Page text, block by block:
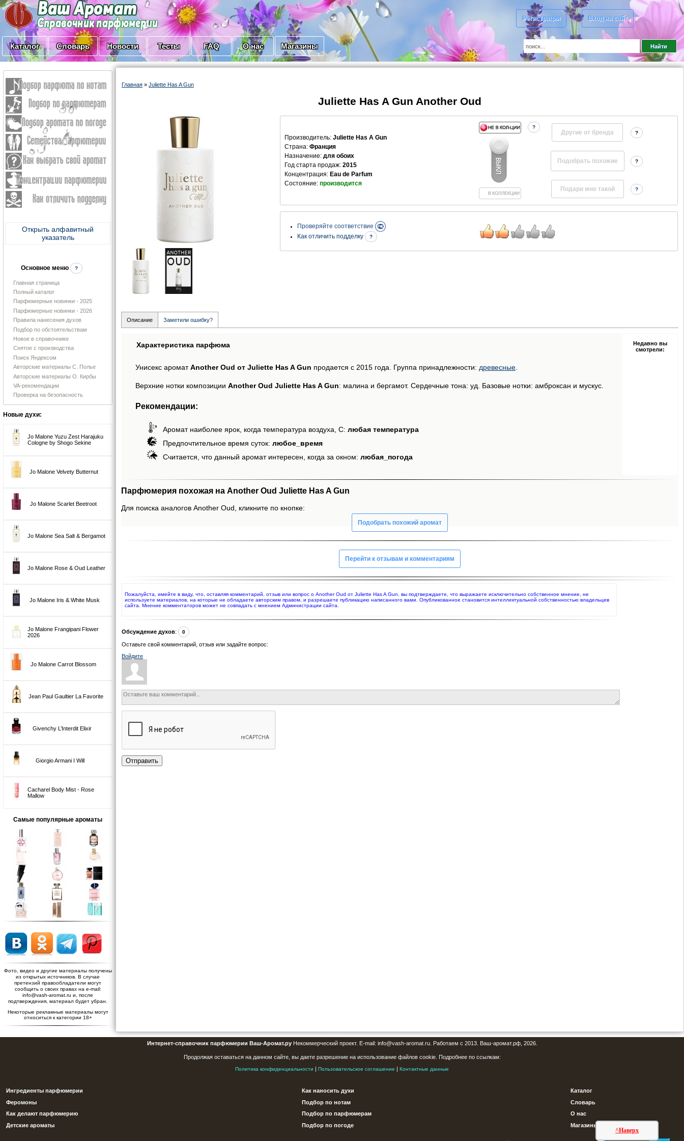
Регистрация Вход на сайт
Каталог Словарь Новости Тесты FAQ О нас Магазины
Открыть алфавитный
указатель
Основное меню ?
Главная страница
Полный каталог
Парфюмерные новинки - 2025
Парфюмерные новинки - 2026
Правила нанесения духов
Подбор по обстоятельствам
Новое в справочнике
Снятое с производства
Поиск Яндексом
Авторские материалы С. Полье
Авторские материалы О. Кирбы
VA-рекомендации
Проверка на безопасность
Новые духи:
Jo Malone Yuzu Zest Harajuku
Cologne by Shogo Sekine
Jo Malone Velvety Butternut
Jo Malone Scarlet Beetroot
Jo Malone Sea Salt & Bergamot
Jo Malone Rose & Oud Leather
Jo Malone Iris & White Musk
Jo Malone Frangipani Flower
2026
Jo Malone Carrot Blossom
Jean Paul Gaultier La Favorite
Givenchy L’Interdit Elixir
Giorgio Armani I Will
Cacharel Body Mist - Rose
Mallow
Самые популярные ароматы
Фото, видео и другие материалы получены
из открытых источников. В случае
претензий правообладатели могут
сообщить о своих правах на e-mail:
info@vash-aromat.ru и, после
подтверждения, материал будет убран.
Некоторые рекламные материалы могут
относиться к категории 18+
Главная » Juliette Has A Gun
Juliette Has A Gun Another Oud
Производитель: Juliette Has A Gun
Страна: Франция
Назначение: для обоих
Год старта продаж: 2015
Концентрация: Eau de Parfum
Состояние: производится
?
Другие от бренда ?
?
?
Проверяйте соответствие
Как отличить подделку
?
Описание Заметили ошибку?
Характеристика парфюма
Унисекс ароматAnother Oud от Juliette Has A Gun продается с 2015 года. Группа принадлежности: древесные
Верхние нотки композиции Another Oud Juliette Has A Gun: малина и бергамот. Сердечные тона: уд. Базовые нотки: амброксан и мускус.
Рекомендации:
Аромат наиболее ярок, когда температура воздуха, С: любая температура
Предпочтительное время суток: любое_время
Считается, что данный аромат интересен, когда за окном: любая_погода
Недавно вы
смотрели:
Парфюмерия похожая на Another Oud Juliette Has A Gun
Для поиска аналогов Another Oud, кликните по кнопке:
Подобрать похожий аромат
Перейти к отзывам и комментариям
Пожалуйста, имейте в виду, что, оставляя комментарий, отзыв или вопрос о Another Oud от Juliette Has A Gun, вы подтверждаете, что выражаете исключительно собственное мнение, не
используете материалов, на которые не обладаете авторским правом, и разрешаете публикацию написанного вами. Опубликованное становится интеллектуальной собственностью владельцев
сайта. Мнение комментаторов может не совпадать с мнением Администрации сайта.
Обсуждение духов: 0
Оставьте свой комментарий, отзыв или задайте вопрос:
Войдите
Отправить
^Наверх
Интернет-справочник парфюмерии Ваш-Аромат.руНекоммерческий проект. E-mail: info@vash-aromat.ru. Работаем с 2013. Ваш-аромат.рф, 2026.
Продолжая оставаться на данном сайте, вы даете разрешение на использование файлов cookie. Подробнее по ссылкам:
Политика конфиденциальности | Пользовательское соглашение | Контактные данные
Ингредиенты парфюмерии
Феромоны
Как делают парфюмерию
Детские ароматы
Как наносить духи
Подбор по нотам
Подбор по парфюмерам
Подбор по погоде
Каталог
Словарь
О нас
Магазины